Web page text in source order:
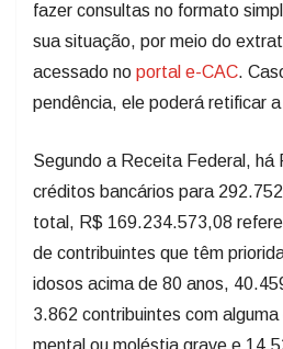
fazer consultas no formato
sua situação, por meio do
acessado no portal e-CAC.
pendência, ele poderá retificar
Segundo a Receita Federal, há
créditos bancários para
total, R$ 169.234.573,08
de contribuintes que têm
idosos acima de 80 anos,
3.862 contribuintes com